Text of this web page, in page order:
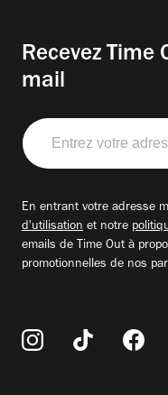
Recevez Time
mail
Entrez
votre
adresse
En entrant votre adresse
d'utilisation et notre
emails de Time Out à
promotionnelles de nos